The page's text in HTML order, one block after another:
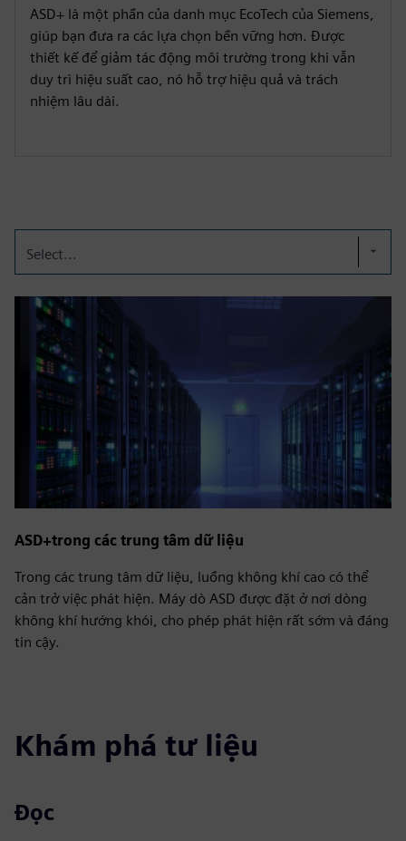
ASD+ là một phần của danh mục EcoTech của Siemens,
giúp bạn đưa ra các lựa chọn bền vững hơn. Được
thiết kế để giảm tác động môi trường trong khi vẫn
duy trì hiệu suất cao, nó hỗ trợ hiệu quả và trách
nhiệm lâu dài.
Select...
ASD+trong các trung tâm dữ liệu
Trong các trung tâm dữ liệu, luồng không khí cao có thể
cản trở việc phát hiện. Máy dò ASD được đặt ở nơi dòng
không khí hướng khói, cho phép phát hiện rất sớm và đáng
tin cậy.
Khám phá tư liệu
Đọc